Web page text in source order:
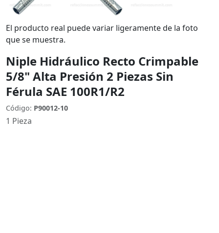
El producto real puede variar ligeramente de la foto
que se muestra.
Niple Hidráulico Recto Crimpable
5/8" Alta Presión 2 Piezas Sin
Férula SAE 100R1/R2
Código: P90012-10
1 Pieza